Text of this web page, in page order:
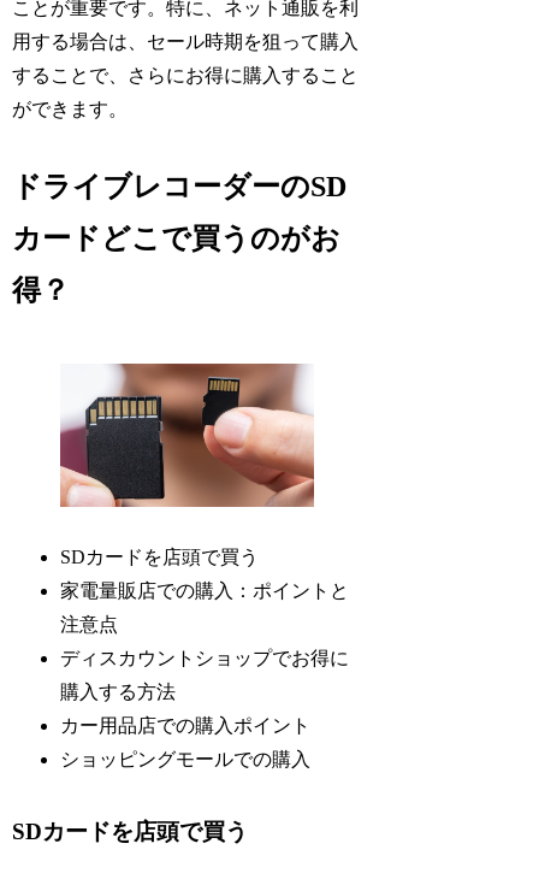
ことが重要です。特に、ネット通販を利
用する場合は、セール時期を狙って購入
することで、さらにお得に購入すること
ができます。
ドライブレコーダーのSD
カードどこで買うのがお
得？
SDカードを店頭で買う
家電量販店での購入：ポイントと
注意点
ディスカウントショップでお得に
購入する方法
カー用品店での購入ポイント
ショッピングモールでの購入
SDカードを店頭で買う